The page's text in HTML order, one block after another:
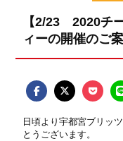
【2/23 2020チ
ィーの開催のご
日頃より宇都宮ブリッ
とうございます。